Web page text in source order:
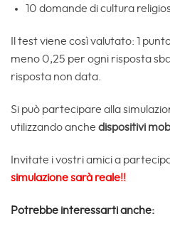
10 domande di cultura
Il test viene così valutato: 1
meno 0,25 per ogni risposta
risposta non data.
Si può partecipare alla
utilizzandoanche dispositivi
Invitate i vostri amici a
simulazione sarà reale!!
Potrebbe interessarti anche: